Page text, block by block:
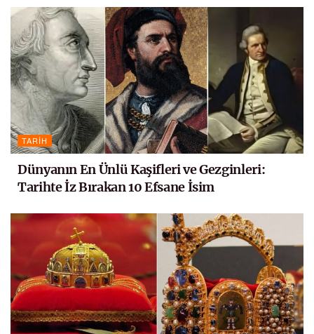
TARIH
Dünyanın En Ünlü Kaşifleri ve Gezginleri:
Tarihte İz Bırakan 10 Efsane İsim